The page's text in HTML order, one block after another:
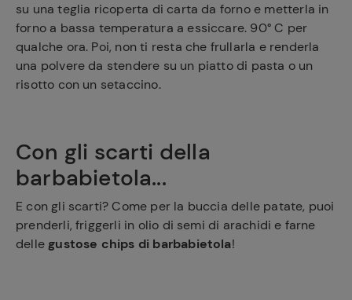
su una teglia ricoperta di carta da forno e metterla in
forno a bassa temperatura a essiccare. 90° C per
qualche ora. Poi, non ti resta che frullarla e renderla
una polvere da stendere su un piatto di pasta o un
risotto con un setaccino.
Con gli scarti della
barbabietola...
E con gli scarti? Come per la buccia delle patate, puoi
prenderli, friggerli in olio di semi di arachidi e farne
delle gustose chips di barbabietola!